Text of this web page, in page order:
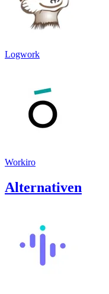
Logwork
Workiro
Alternativen